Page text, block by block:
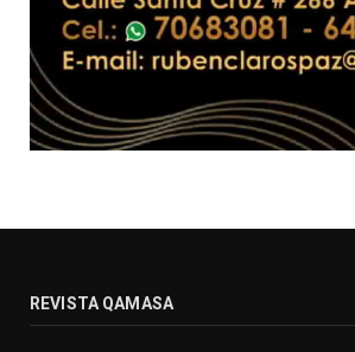
REVISTA QAMASA